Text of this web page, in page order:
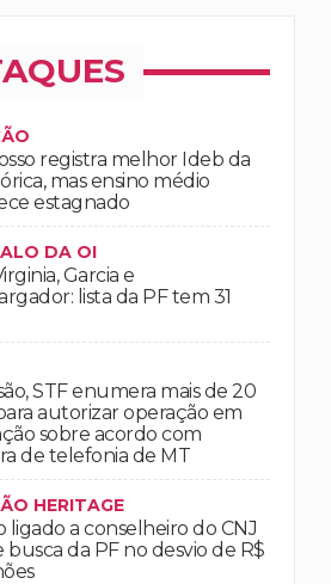
registra melhor Ideb da
mas ensino médio
estagnado
DA OI
Garcia e
lista da PF tem 31
STF enumera mais de 20
autorizar operação em
sobre acordo com
de telefonia de MT
HERITAGE
ligado a conselheiro do CNJ
busca da PF no desvio de R$